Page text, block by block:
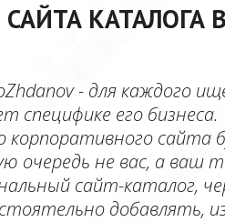
КАТАЛОГА
- для каждого
специфике его
корпоративного
очередь не вас, а ваш
сайт-каталог,
добавлять,